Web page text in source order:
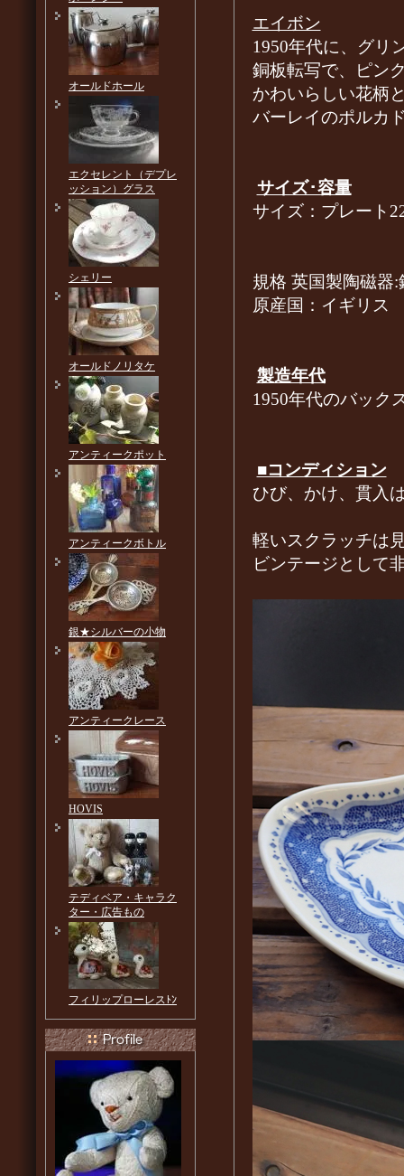
エイボン
1950年代に、グリ
銅板転写で、ピン
かわいらしい花柄
バーレイのポルカ
サイズ･容量
サイズ：プレート
規格 英国製陶磁器
原産国：イギリス
製造年代
1950年代のバック
■コンディション
ひび、かけ、貫入
軽いスクラッチは
ビンテージとして
オールドホール
エクセレント（デプレ
ッション）グラス
シェリー
オールドノリタケ
アンティークポット
アンティークボトル
銀★シルバーの小物
アンティークレース
HOVIS
テディベア・キャラク
ター・広告もの
フィリップローレスﾄﾝ